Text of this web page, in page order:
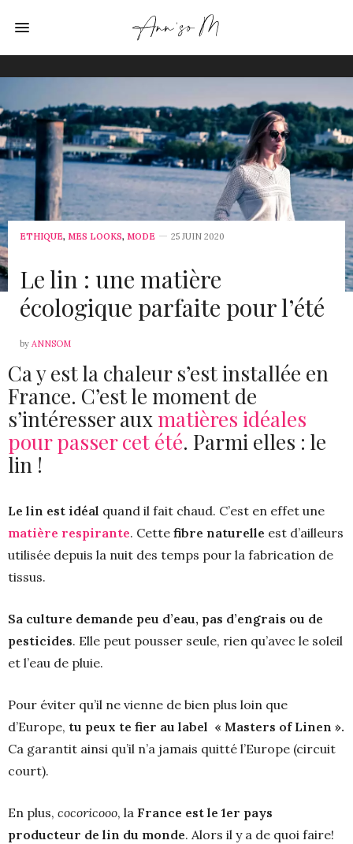
ETHIQUE, MES LOOKS, MODE 25 JUIN 2020
Le lin : une matière
écologique parfaite pour l’été
by ANNSOM
Ca y est la chaleur s’est installée en
France. C’est le moment de
s’intéresser aux matières idéales
pour passer cet été. Parmi elles : le
lin !
Le lin est idéal quand il fait chaud. C’est en effet une
matière respirante. Cette fibre naturelle est d’ailleurs
utilisée depuis la nuit des temps pour la fabrication de
tissus.
Sa culture demande peu d’eau, pas d’engrais ou de
pesticides. Elle peut pousser seule, rien qu’avec le soleil
et l’eau de pluie.
Pour éviter qu’il ne vienne de bien plus loin que
d’Europe, tu peux te fier au label « Masters of Linen ».
Ca garantit ainsi qu’il n’a jamais quitté l’Europe (circuit
court).
En plus, cocoricooo, la France est le 1er pays
producteur de lin du monde. Alors il y a de quoi faire!